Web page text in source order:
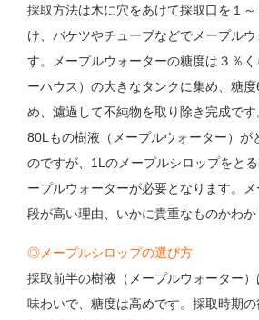
採取方法は木に穴をあけて採取口を１
け、バケツやチューブなどでメープル
す。メープルウォーターの糖度は３％
ーハウス）の大きなタンクに集め、糖
め、濾過して不純物を取り除き完成で
80Lもの樹液（メープルウォーター）が
のですが、1Lのメープルシロップをと
ープルウォーターが必要となります。
段が高い理由、いかに貴重なものかわか
◎メープルシロップの選び方
採取前半の樹液（メープルウォーター
味わいで、糖度は高めです。採取時期の